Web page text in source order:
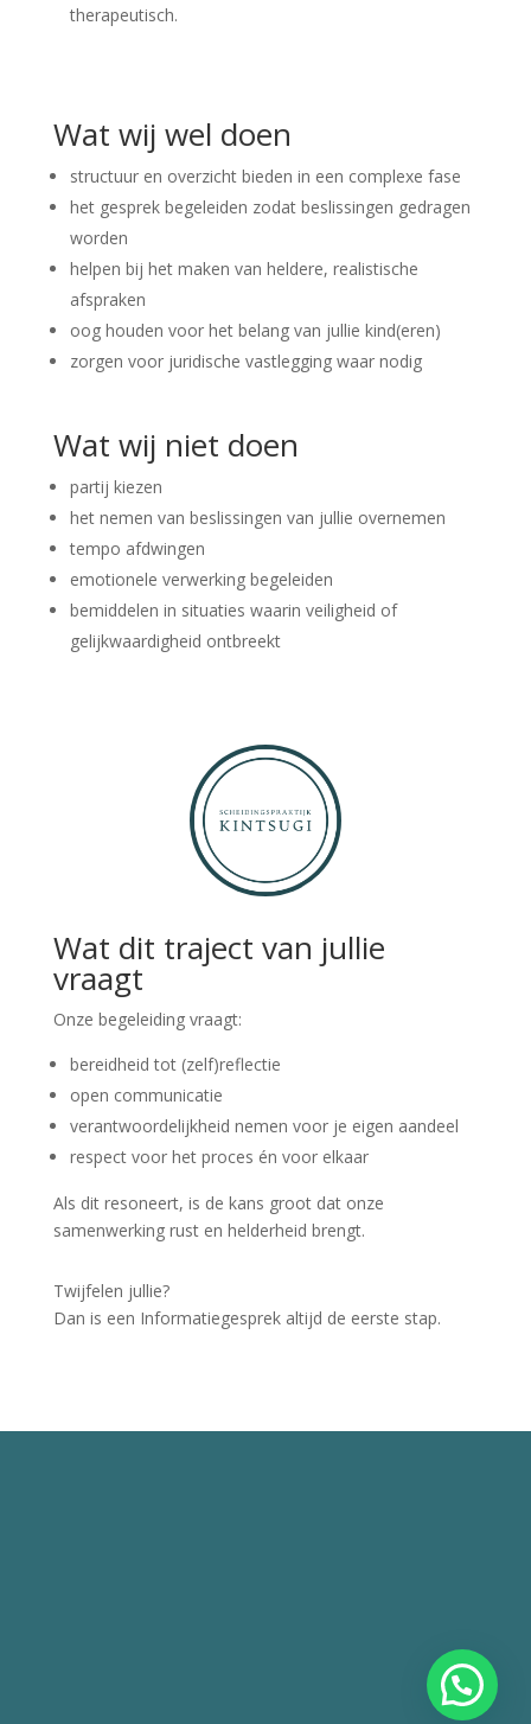
therapeutisch.
Wat wij wel doen
structuur en overzicht bieden in een complexe fase
het gesprek begeleiden zodat beslissingen gedragen
worden
helpen bij het maken van heldere, realistische
afspraken
oog houden voor het belang van jullie kind(eren)
zorgen voor juridische vastlegging waar nodig
Wat wij niet doen
partij kiezen
het nemen van beslissingen van jullie overnemen
tempo afdwingen
emotionele verwerking begeleiden
bemiddelen in situaties waarin veiligheid of
gelijkwaardigheid ontbreekt
Wat dit traject van jullie
vraagt
Onze begeleiding vraagt:
bereidheid tot (zelf)reflectie
open communicatie
verantwoordelijkheid nemen voor je eigen aandeel
respect voor het proces én voor elkaar
Als dit resoneert, is de kans groot dat onze
samenwerking rust en helderheid brengt.
Twijfelen jullie?
Dan is een Informatiegesprek altijd de eerste stap.